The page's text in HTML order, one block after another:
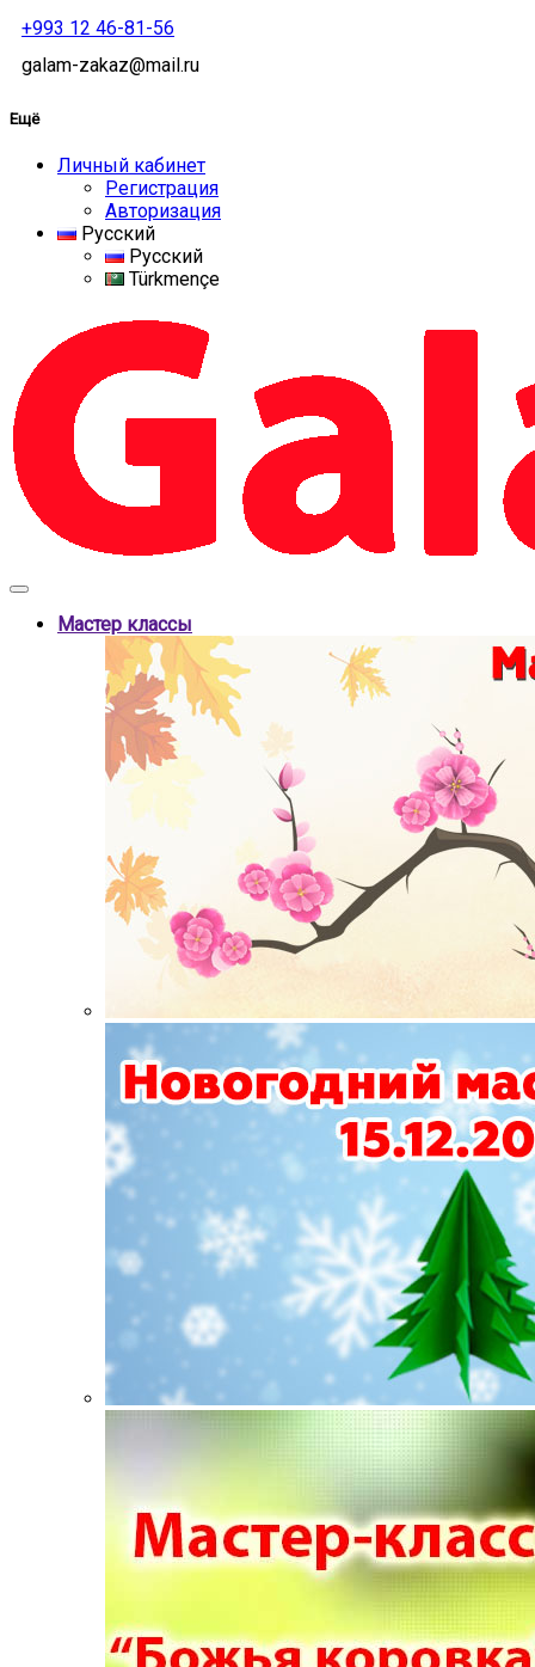
+993 12 46-81-56
galam-zakaz@mail.ru
Ещё
Личный кабинет
Регистрация
Авторизация
Русский
Русский
Türkmençe
Мастер классы